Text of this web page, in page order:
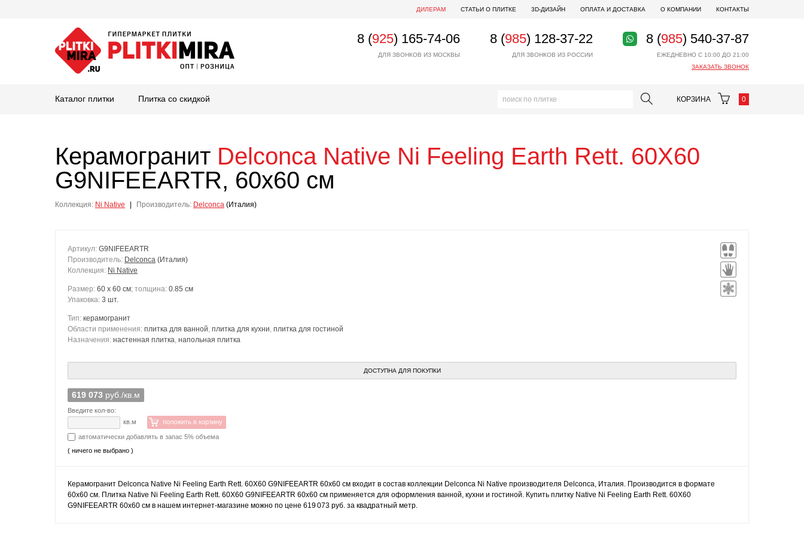
ДИЛЕРАМ СТАТЬИ О ПЛИТКЕ 3D-ДИЗАЙН ОПЛАТА И ДОСТАВКА О КОМПАНИИ КОНТАКТЫ
8 (925) 165-74-06
ДЛЯ ЗВОНКОВ ИЗ МОСКВЫ
8 (985) 128-37-22
ДЛЯ ЗВОНКОВ ИЗ РОССИИ
8 (985) 540-37-87
ЕЖЕДНЕВНО С 10:00 ДО 21:00
ЗАКАЗАТЬ ЗВОНОК
Каталог плитки Плитка со скидкой КОРЗИНА 0
Керамогранит Delconca Native Ni Feeling Earth Rett. 60X60
G9NIFEEARTR, 60x60 см
Коллекция: Ni Native Производитель: Delconca (Италия)
Артикул: G9NIFEEARTR
Производитель: Delconca (Италия)
Коллекция: Ni Native
Размер: 60 x 60 см; толщина: 0.85 см
Упаковка: 3 шт.
Тип: керамогранит
Области применения: плитка для ванной, плитка для кухни, плитка для гостиной
Назначения: настенная плитка, напольная плитка
ДОСТУПНА ДЛЯ ПОКУПКИ
619 073 руб./кв.м
Введите кол-во:
кв.м
положить в корзину
автоматически добавлять в запас 5% объема
( ничего не выбрано )
Керамогранит Delconca Native Ni Feeling Earth Rett. 60X60 G9NIFEEARTR 60x60 см входит в состав коллекции Delconca Ni Native производителя Delconca, Италия. Производится в формате
60x60 см. Плитка Native Ni Feeling Earth Rett. 60X60 G9NIFEEARTR 60x60 см применяется для оформления ванной, кухни и гостиной. Купить плитку Native Ni Feeling Earth Rett. 60X60
G9NIFEEARTR 60x60 см в нашем интернет-магазине можно по цене 619 073 руб. за квадратный метр.